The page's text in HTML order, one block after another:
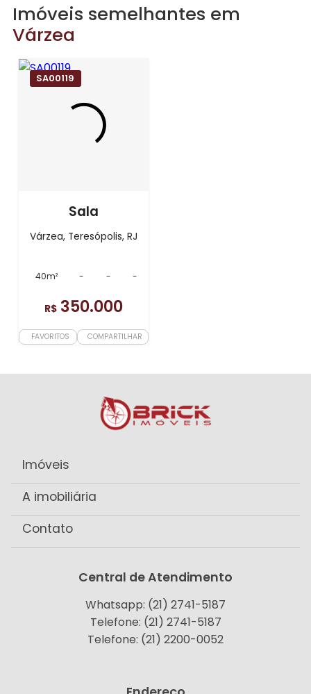
Imóveis semelhantes em
Várzea
SA00119
Sala
Várzea, Teresópolis, RJ
40m² - - -
R$ 350.000
FAVORITOS COMPARTILHAR
Imóveis
A imobiliária
Contato
Central de Atendimento
Whatsapp: (21) 2741-5187
Telefone: (21) 2741-5187
Telefone: (21) 2200-0052